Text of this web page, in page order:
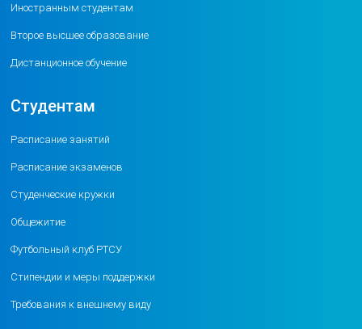
Иностранным студентам
Второе высшее образование
Дистанционное обучение
Студентам
Расписание занятий
Расписание экзаменов
Студенческие кружки
Общежитие
Футбольный клуб РТСУ
Стипендии и меры поддержки
Требования к внешнему виду